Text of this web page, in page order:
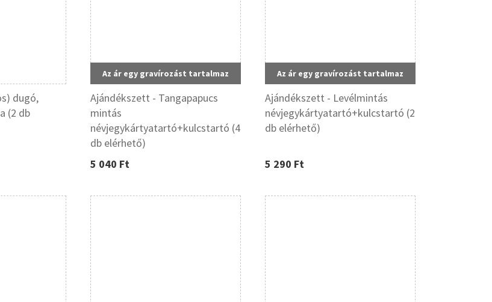
dugó,
(2 db
Az ár egy gravírozást tartalmaz
Ajándékszett - Tangapapucs
mintás
névjegykártyatartó+kulcstartó (4
db elérhető)
5 040 Ft
Az ár egy gravírozást tartalmaz
Ajándékszett - Levélmintás
névjegykártyatartó+kulcstartó (2
db elérhető)
5 290 Ft